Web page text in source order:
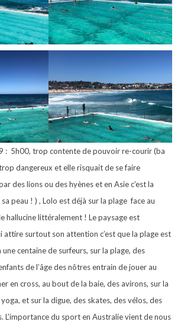
: 5h00, trop contente de pouvoir re-courir (ba
dangereux et elle risquait de se faire
des lions ou des hyènes et en Asie c’est la
peau ! ) , Lolo est déjà sur la plage face au
hallucine littéralement ! Le paysage est
attire surtout son attention c’est que la plage est
une centaine de surfeurs, sur la plage, des
de l’âge des nôtres entrain de jouer au
en cross, au bout de la baie, des avirons, sur la
et sur la digue, des skates, des vélos, des
L’importance du sport en Australie vient de nous